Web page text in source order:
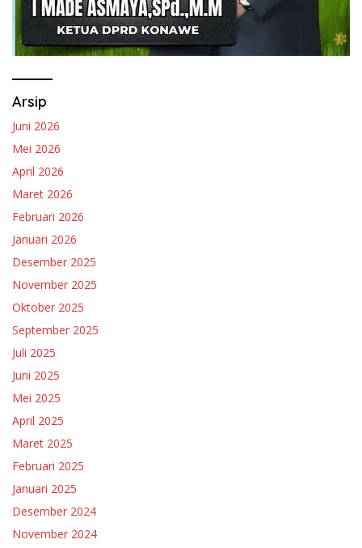
Arsip
Juni 2026
Mei 2026
April 2026
Maret 2026
Februari 2026
Januari 2026
Desember 2025
November 2025
Oktober 2025
September 2025
Juli 2025
Juni 2025
Mei 2025
April 2025
Maret 2025
Februari 2025
Januari 2025
Desember 2024
November 2024